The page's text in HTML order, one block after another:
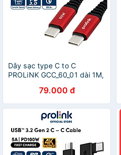
Dây sạc type C to C
PROLiNK GCC_60_01 dài 1M,
cho Samsung, Xiaomi, iPad
Pro - Hàng chính hãng
79.000 đ